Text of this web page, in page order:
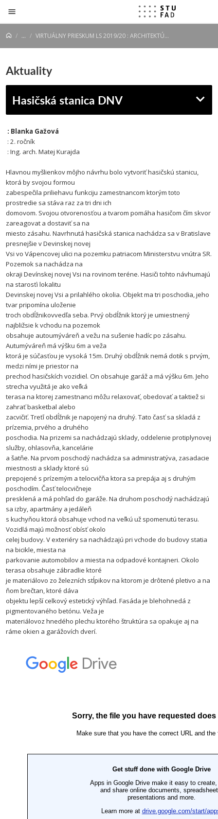
Prejsť na obsah
... VIRTUÁLNY PRIESKUM LS 2019/20 : ARCHITEKTÚRA : URBANIZMUS : 2. ROČNÍK
Aktuality
Hasičská stanica DNV
: Blanka Gažová
: 2. ročník
: Ing. arch. Matej Kurajda
Hlavnou myšlienkov môjho návrhu bolo vytvoriť hasičskú stanicu,
ktorá by svojou formou
zabespečila priliehavu funkciju zamestnancom ktorým toto
prostredie sa stáva raz za tri dni ich
domovom. Svojou otvorenosťou a tvarom pomáha hasičom čím skvor
zareagovat a dostaviť sa na
miesto zásahu. Navrhnutá hasičská stanica nachádza sa v Bratislave
presnejšie v Devinskej novej
Vsi vo Vápencovej ulici na pozemku patriacom Ministerstvu vnútra SR.
Pozemok sa nachádza na
okraji Devínskej novej Vsi na rovinom teréne. Hasiči tohto návhumajú
na starosťi lokalitu
Devinskej novej Vsi a prilahlého okolia. Objekt ma tri poschodia, jeho
tvar pripomína uloženie
troch obdĺžnikovvedľa seba. Prvý obdĺžnik ktorý je umiestnený
najbližsie k vchodu na pozemok
obsahuje autoumýváreň a vežu na sušenie hadíc po zásahu.
Autumýváreň má výšku 6m a veža
ktorá je súčasťou je vysoká 15m. Druhý obdĺžnik nemá dotik s prvým,
medzi ními je priestor na
prechod hasičskích vozidiel. On obsahuje garáž a má výšku 6m. Jeho
strecha využitá je ako veľká
terasa na ktorej zamestnanci môžu relaxovať, obedovať a taktiež si
zahrať basketbal alebo
zacvičiť. Treťí obdĺžnik je napojený na druhý. Tato časť sa skladá z
prízemia, prvého a druhého
poschodia. Na prizemi sa nachádzajú sklady, oddelenie protiplynovej
služby, ohlasovňa, kancelárie
a šatňe. Na prvom poschodý nachádza sa administratýva, zasadacie
miestnosti a sklady ktoré sú
prepojené s prízemým a telocvičňa ktora sa prepája aj s druhým
poschodím. Časť telocvičneje
presklená a má pohľad do garáže. Na druhom poschodý nachádzajú
sa izby, apartmány a jedáleň
s kuchyňou ktorá obsahuje vchod na veľkú už spomenutú terasu.
Vozidlá majú možnosť obísť okolo
celej budovy. V exteriéry sa nachádzajú pri vchode do budovy statia
na bicikle, miesta na
parkovanie automobilov a miesta na odpadové kontajneri. Okolo
terasa obsahuje zábradlie ktoré
je materiálovo zo železních stĺpikov na ktorom je drôtené pletivo a na
ňom brečtan, ktoré dáva
objektu lepší celkový estetický výhľad. Fasáda je blehohnedá z
pigmentovaného betónu. Veža je
materiálovoz hnedého plechu ktorého štruktúra sa opakuje aj na
ráme okien a garážovích dverí.